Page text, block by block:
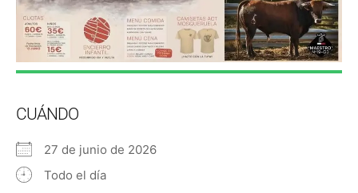
CUÁNDO
27 de junio de 2026
Todo el día